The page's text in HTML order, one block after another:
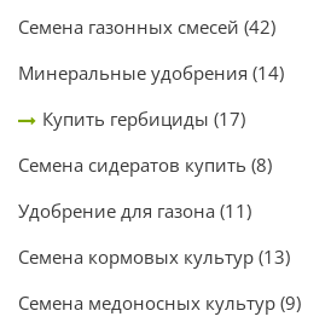
Семена газонных смесей (42)
Минеральные удобрения (14)
Купить гербициды (17)
Семена сидератов купить (8)
Удобрение для газона (11)
Семена кормовых культур (13)
Семена медоносных культур (9)